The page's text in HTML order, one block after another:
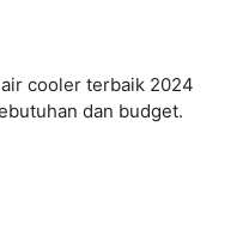
cooler terbaik 2024
dan budget.